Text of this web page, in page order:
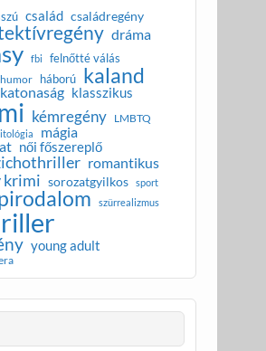
család családregény
dráma
fbi felnőtté válás
humor háború kaland
katonaság klasszikus
kémregény LMBTQ
mágia
női főszereplő
romantikus
krimi sorozatgyilkos
sport
szürrealizmus
young adult